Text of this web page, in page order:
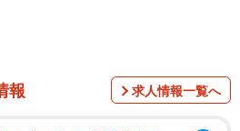
座席。カップルや親子連れから「座席を
ると大きなトラブルに巻き込まれること
報 求人情報一覧へ